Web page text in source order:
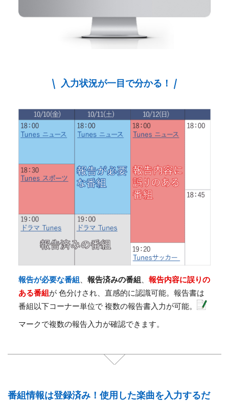
入力状況が一目で分かる！
報告が必要な番組、 報告済みの番組、 報告内容に誤りの
ある番組が 色分けされ、直感的に認識可能。報告書は
番組以下コーナー単位で 複数の報告書入力が可能。
マークで複数の報告入力が確認できます。
番組情報は登録済み！使用した楽曲を入力するだ